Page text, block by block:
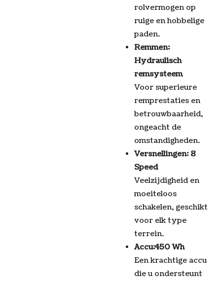
rolvermogen op
ruige en hobbelige
paden.
Remmen:
Hydraulisch
remsysteem
Voor superieure
remprestaties en
betrouwbaarheid,
ongeacht de
omstandigheden.
Versnellingen: 8
Speed
Veelzijdigheid en
moeiteloos
schakelen, geschikt
voor elk type
terrein.
Accu:450 Wh
Een krachtige accu
die u ondersteunt